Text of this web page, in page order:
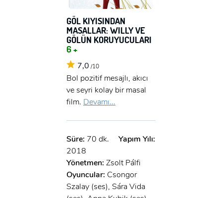
GÖL KIYISINDAN
MASALLAR: WILLY VE
GÖLÜN KORUYUCULARI
6 +
7,0 /10
Bol pozitif mesajlı, akıcı
ve seyri kolay bir masal
film. Devamı...
Süre: 70 dk.
Yapım Yılı:
2018
Yönetmen: Zsolt Pálfi
Oyuncular: Csongor
Szalay (ses), Sára Vida